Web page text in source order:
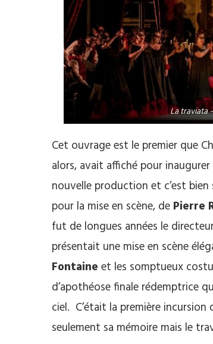
La traviata
Cet ouvrage est le premier que
alors, avait affiché pour
nouvelle production et c’est
pour la mise en scène, de Pierre
fut de longues années le
présentait une mise en scène
Fontaine et les somptueux
d’apothéose finale rédemptrice
ciel. C’était la première incursion
seulement sa mémoire mais le